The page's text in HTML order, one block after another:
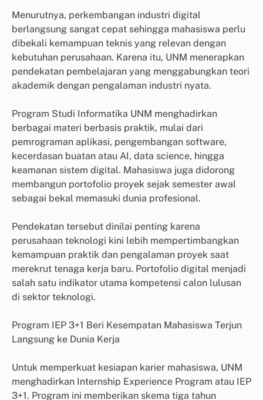
Menurutnya, perkembangan industri digital
berlangsung sangat cepat sehingga mahasiswa perlu
dibekali kemampuan teknis yang relevan dengan
kebutuhan perusahaan. Karena itu, UNM menerapkan
pendekatan pembelajaran yang menggabungkan teori
akademik dengan pengalaman industri nyata.
Program Studi Informatika UNM menghadirkan
berbagai materi berbasis praktik, mulai dari
pemrograman aplikasi, pengembangan software,
kecerdasan buatan atau AI, data science, hingga
keamanan sistem digital. Mahasiswa juga didorong
membangun portofolio proyek sejak semester awal
sebagai bekal memasuki dunia profesional.
Pendekatan tersebut dinilai penting karena
perusahaan teknologi kini lebih mempertimbangkan
kemampuan praktik dan pengalaman proyek saat
merekrut tenaga kerja baru. Portofolio digital menjadi
salah satu indikator utama kompetensi calon lulusan
di sektor teknologi.
Program IEP 3+1 Beri Kesempatan Mahasiswa Terjun
Langsung ke Dunia Kerja
Untuk memperkuat kesiapan karier mahasiswa, UNM
menghadirkan Internship Experience Program atau IEP
3+1. Program ini memberikan skema tiga tahun